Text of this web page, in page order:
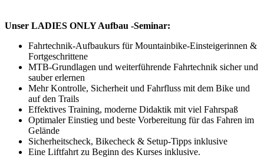
Unser LADIES ONLY Aufbau -Seminar:
Fahrtechnik-Aufbaukurs für Mountainbike-Einsteigerinnen &
Fortgeschrittene
MTB-Grundlagen und weiterführende Fahrtechnik sicher und
sauber erlernen
Mehr Kontrolle, Sicherheit und Fahrfluss mit dem Bike und
auf den Trails
Effektives Training, moderne Didaktik mit viel Fahrspaß
Optimaler Einstieg und beste Vorbereitung für das Fahren im
Gelände
Sicherheitscheck, Bikecheck & Setup-Tipps inklusive
Eine Liftfahrt zu Beginn des Kurses inklusive.